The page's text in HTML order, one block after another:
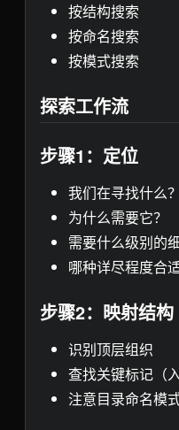
按结构搜索
按命名搜索
按模式搜索
探索工作流
步骤1：定位
我们在寻找什么？
为什么需要它？
需要什么级别的
哪种详尽程度合适
步骤2：映射结构
识别顶层组织
查找关键标记（
注意目录命名模